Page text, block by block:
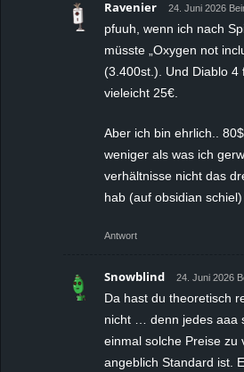
Ravenier 24. Juni 2026
pfuuh, wenn ich nach
müsste „Oxygen not
(3.400st.). Und Diablo
vieleicht 25€.
Aber ich bin ehrlich..
weniger als was ich
verhältnisse nicht das
hab (auf obsidian schiel)
Antwort
Snowblind 24. Juni 2026
Da hast du theoretisch
nicht … denn jedes aaa
einmal solche Preise zu
angeblich Standard ist.